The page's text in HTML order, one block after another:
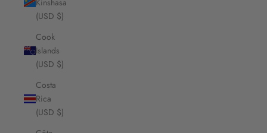
Kinshasa
(USD $)
Cook
Islands
(USD $)
Costa
Rica
(USD $)